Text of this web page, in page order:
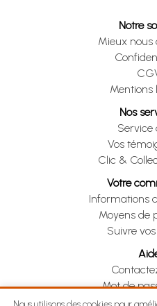
Notre
Mieux nous
Mentions
Nos
Service
Vos
Clic &
Votre
Informations
Moyens de
Suivre
Mot de
Je me